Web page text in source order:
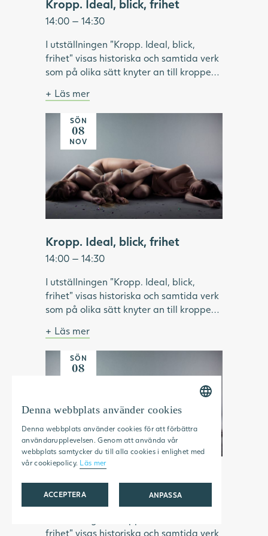
Kropp. Ideal, blick, frihet
14:00 — 14:30
I utställningen "Kropp. Ideal, blick,
frihet" visas historiska och samtida verk
som på olika sätt knyter an till kroppen.
format och omformat idéer om kropp
och skönhet. Vilken roll har modellen
haft inom konsthistorien? Vilka kroppar
har visats upp och utifrån vems blick? Vi
kroppsliga ideal och ser exempel på
konstnärer som använder kroppen som
verktyg för frigörelse.
Bild: Julia Peirone, Ocean Dream ur
serien Diamonds Dancing, 2017,
Göteborgs konstmuseum.
Läs mer
SÖN
08
NOV
Kropp. Ideal, blick, frihet
14:00 — 14:30
I utställningen "Kropp. Ideal, blick,
frihet" visas historiska och samtida verk
som på olika sätt knyter an till kroppen.
format och omformat idéer om kropp
och skönhet. Vilken roll har modellen
haft inom konsthistorien? Vilka kroppar
har visats upp och utifrån vems blick? Vi
tittar på konstnärskap som utmanar
kroppsliga ideal och ser exempel på
konstnärer som använder kroppen som
verktyg för frigörelse.
Bild: Julia Peirone, Ocean Dream ur
serien Diamonds Dancing, 2017,
Göteborgs konstmuseum.
Läs mer
SÖN
08
15:00 — 15:30
frihet" visas historiska och samtida verk
SWEDISH
ENGLISH
Denna webbplats använder cookies
Denna webbplats använder cookies för att förbättra
användarupplevelsen. Genom att använda vår
webbplats samtycker du till alla cookies i enlighet med
vår cookiepolicy. Läs mer
ACCEPTERA ANPASSA
STRIKT NÖDVÄNDIGT